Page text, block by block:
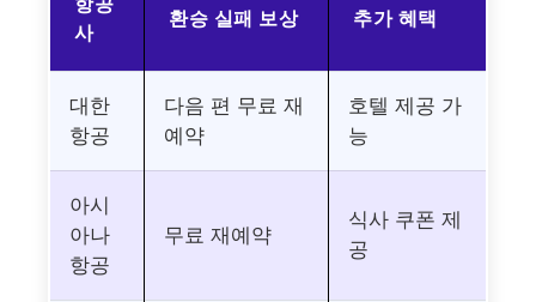
사
환승 실패 보상 추가 혜택
대한
항공
다음 편 무료 재
예약
호텔 제공 가
능
아시
아나
항공
무료 재예약
식사 쿠폰 제
공